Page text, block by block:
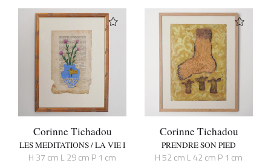
Corinne Tichadou
LES MEDITATIONS / LA VIE I
H 37 cm L 29 cm P 1 cm
Corinne Tichadou
PRENDRE SON PIED
H 52 cm L 42 cm P 1 cm